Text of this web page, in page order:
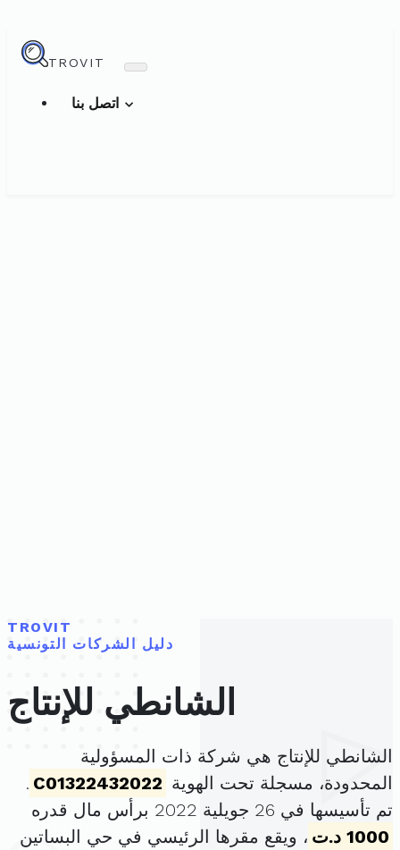
TROVIT
TROVIT
دليل الشركات التونسية
الشانطي للإنتاج
الشانطي للإنتاج هي شركة ذات المسؤولية
المحدودة، مسجلة تحت الهوية C01322432022
.
تم تأسيسها في 26 جويلية 2022 برأس مال قدره
1000 د.ت
، ويقع مقرها الرئيسي في حي البساتين